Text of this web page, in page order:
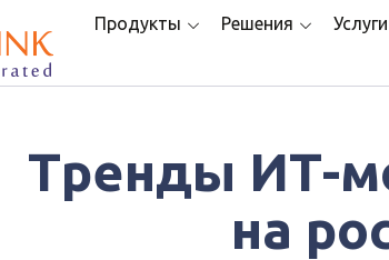
Продукты Решения Услуги
Тренды ИТ-
на